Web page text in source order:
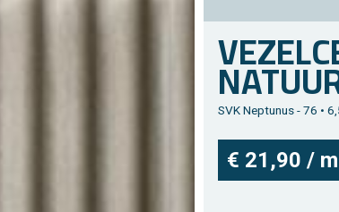
SVK Nep­tu­nus - 76 •
€ 21,90 /